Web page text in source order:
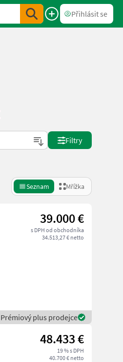
Přihlásit se
Filtry
Seznam Mřížka
39.000 €
s DPH od obchodníka
34.513,27 € netto
Prémiový plus prodejce
48.433 €
19 % s DPH
40.700 € netto